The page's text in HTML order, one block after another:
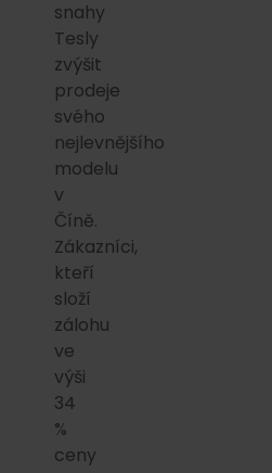
snahy
Tesly
zvýšit
prodeje
svého
nejlevnějšího
modelu
v
Číně.
Zákazníci,
kteří
složí
zálohu
ve
výši
34
%
ceny